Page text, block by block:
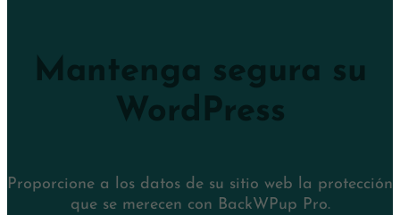
Mantenga segura su
WordPress
Proporcione a los datos de su sitio web la protección
que se merecen con BackWPup Pro.